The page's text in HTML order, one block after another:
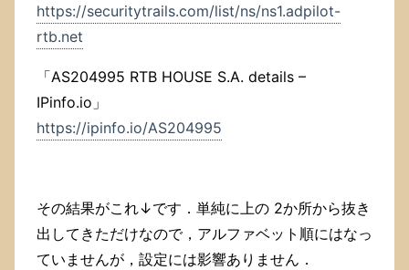
https://securitytrails.com/list/ns/ns1.adpilot-
rtb.net
「AS204995 RTB HOUSE S.A. details –
IPinfo.io」
https://ipinfo.io/AS204995
その結果がこれ↓です．単純に上の 2か所から抜き
出してきただけなので，アルファベット順にはなっ
ていませんが，設定には影響ありません．